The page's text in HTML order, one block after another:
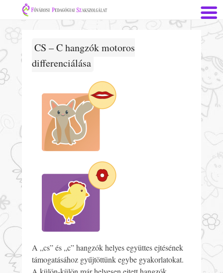
CS – C hangzók motoros
differenciálása
A „cs” és „c” hangzók helyes együttes ejtésének
támogatásához gyűjtöttünk egybe gyakorlatokat.